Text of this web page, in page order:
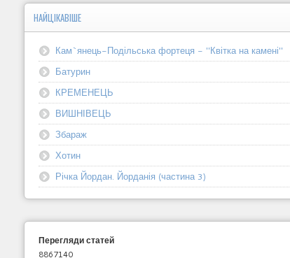
НАЙЦІКАВІШЕ
Кам`янець-Подільська фортеця - "Квітка на камені"
Батурин
КРЕМЕНЕЦЬ
ВИШНІВЕЦЬ
Збараж
Хотин
Річка Йордан. Йорданія (частина 3)
Перегляди статей
8867140